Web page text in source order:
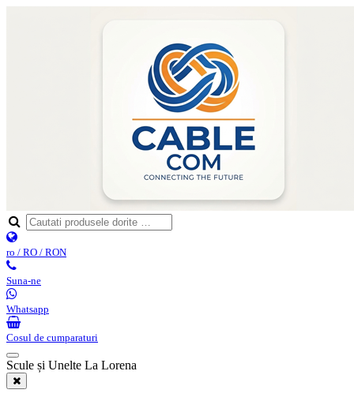
ro / RO / RON
Suna-ne
Whatsapp
Cosul de cumparaturi
Scule și Unelte La Lorena